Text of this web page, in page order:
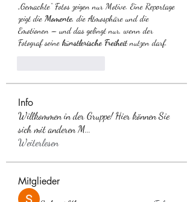
„Gemachte“ Fotos zeigen nur Motive. Eine Reportage
zeigt die Momente, die Atmosphäre und die
Emotionen – und das gelingt nur, wenn der
Fotograf seine künstlerische Freiheit nutzen darf.
Info
Willkommen in der Gruppe! Hier können Sie
sich mit anderen M
Weiterlesen
Mitglieder